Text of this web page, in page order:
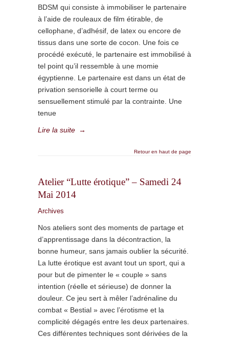
BDSM qui consiste à immobiliser le partenaire
à l’aide de rouleaux de film étirable, de
cellophane, d’adhésif, de latex ou encore de
tissus dans une sorte de cocon. Une fois ce
procédé exécuté, le partenaire est immobilisé à
tel point qu’il ressemble à une momie
égyptienne. Le partenaire est dans un état de
privation sensorielle à court terme ou
sensuellement stimulé par la contrainte. Une
tenue
Lire la suite →
Retour en haut de page
Atelier “Lutte érotique” – Samedi 24
Mai 2014
Archives
Nos ateliers sont des moments de partage et
d’apprentissage dans la décontraction, la
bonne humeur, sans jamais oublier la sécurité.
La lutte érotique est avant tout un sport, qui a
pour but de pimenter le « couple » sans
intention (réelle et sérieuse) de donner la
douleur. Ce jeu sert à mêler l’adrénaline du
combat « Bestial » avec l’érotisme et la
complicité dégagés entre les deux partenaires.
Ces différentes techniques sont dérivées de la